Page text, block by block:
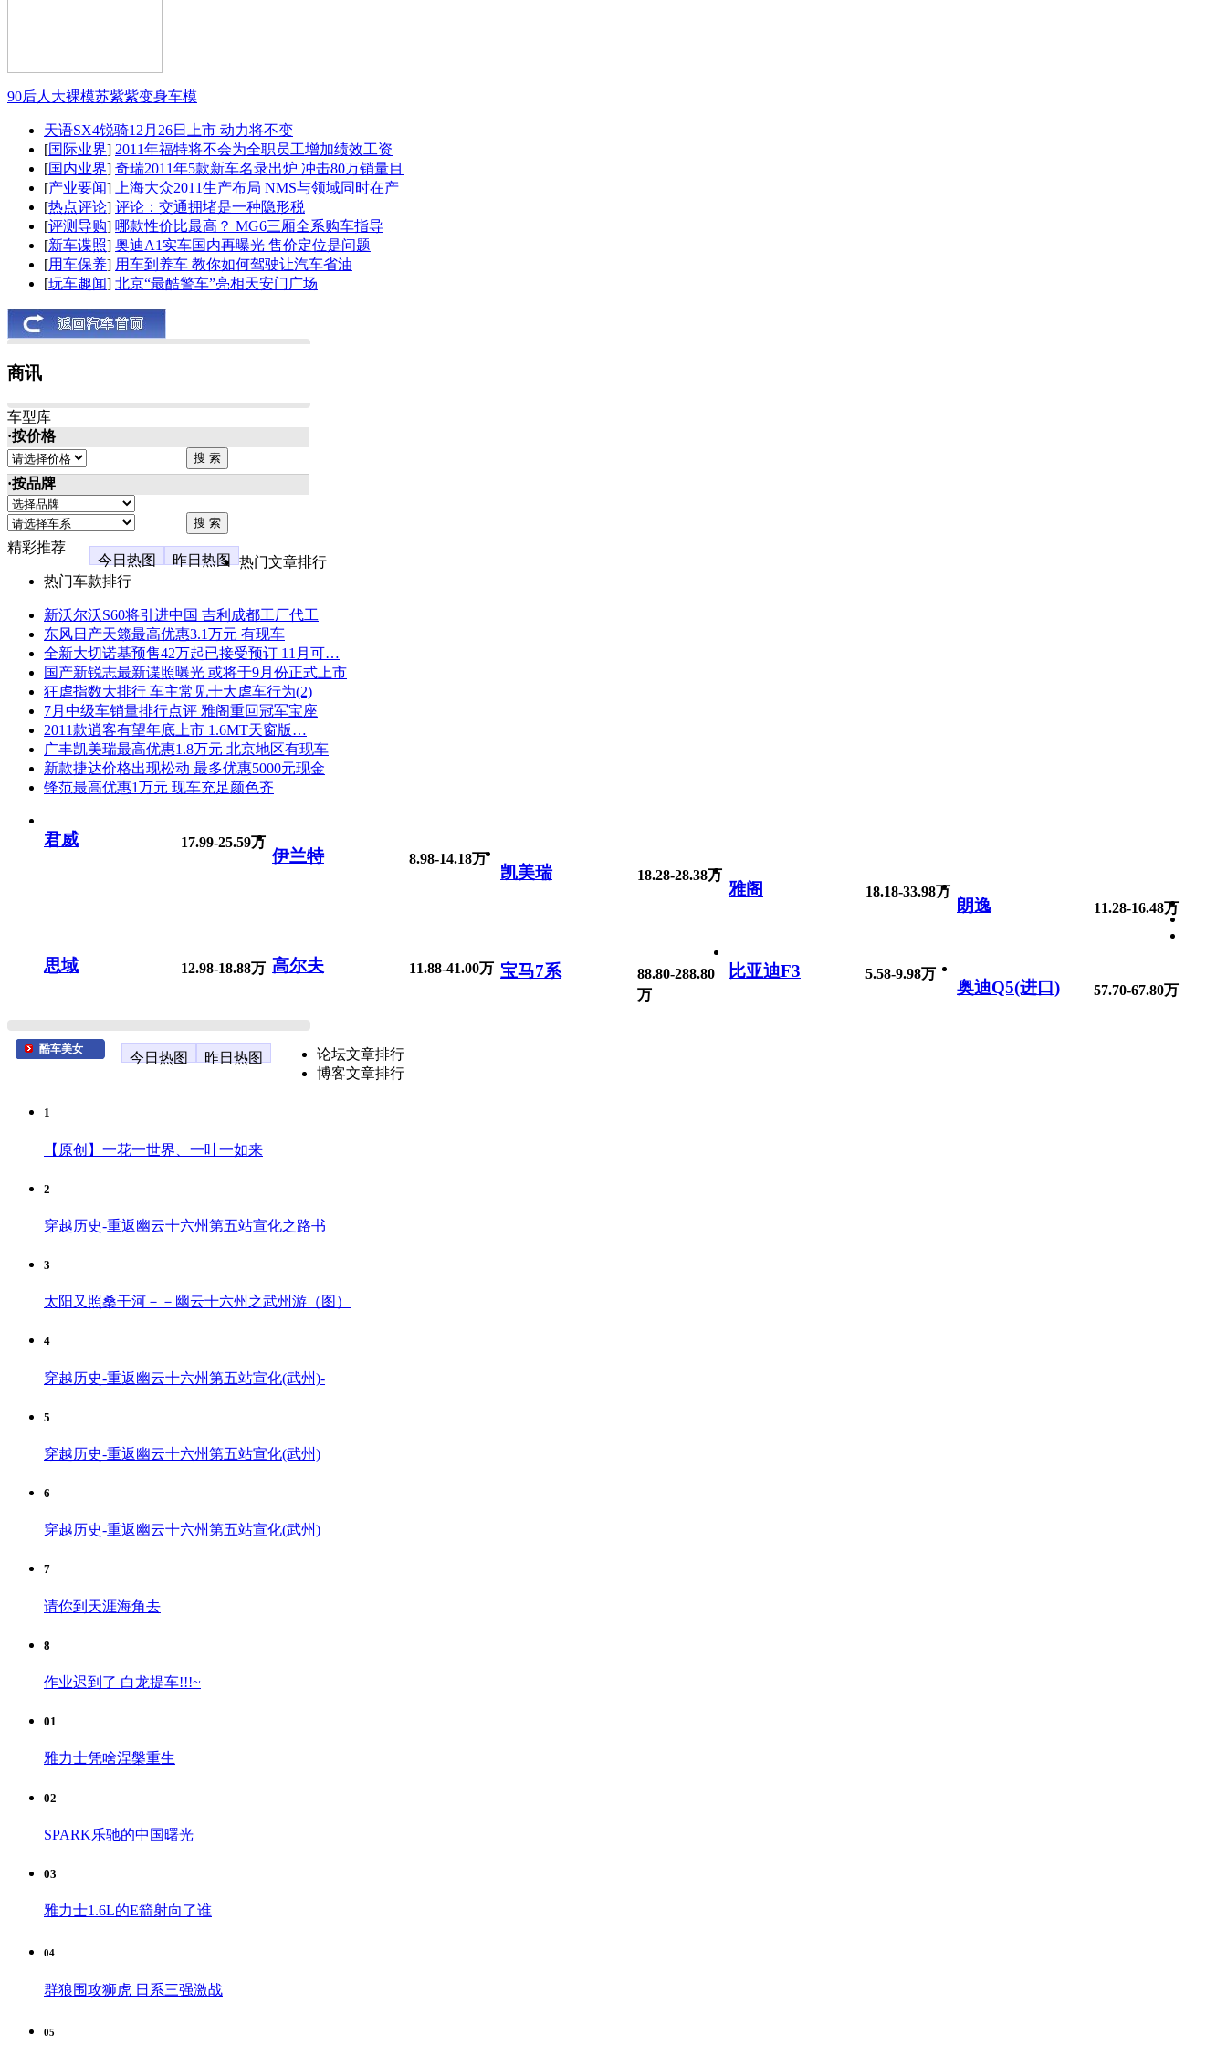
90后人大裸模苏紫紫变身车模
天语SX4锐骑12月26日上市 动力将不变
[国际业界] 2011年福特将不会为全职员工增加绩效工资
[国内业界] 奇瑞2011年5款新车名录出炉 冲击80万销量目
[产业要闻]
上海大众2011生产布局 NMS与领域同时在产
[热点评论] 评论：交通拥堵是一种隐形税
[评测导购] 哪款性价比最高？ MG6三厢全系购车指导
[新车谍照] 奥迪A1实车国内再曝光 售价定位是问题
[用车保养] 用车到养车 教你如何驾驶让汽车省油
[玩车趣闻] 北京“最酷警车”亮相天安门广场
商讯
车型库
·按价格
·按品牌
精彩推荐
今日热图
昨日热图
热门文章排行
热门车款排行
新沃尔沃S60将引进中国 吉利成都工厂代工
东风日产天籁最高优惠3.1万元 有现车
全新大切诺基预售42万起已接受预订 11月可…
国产新锐志最新谍照曝光 或将于9月份正式上市
狂虐指数大排行 车主常见十大虐车行为(2)
7月中级车销量排行点评 雅阁重回冠军宝座
2011款逍客有望年底上市 1.6MT天窗版…
广丰凯美瑞最高优惠1.8万元 北京地区有现车
新款捷达价格出现松动 最多优惠5000元现金
锋范最高优惠1万元 现车充足颜色齐
君威 17.99-25.59万
伊兰特 8.98-14.18万
凯美瑞 18.28-28.38万
雅阁 18.18-33.98万
朗逸 11.28-16.48万
思域 12.98-18.88万 高尔夫 11.88-41.00万 宝马7系
88.80-288.80
万
比亚迪F3 5.58-9.98万
奥迪Q5(进口) 57.70-67.80万
酷车美女
今日热图 昨日热图
论坛文章排行
博客文章排行
1
【原创】一花一世界、一叶一如来
2
穿越历史-重返幽云十六州第五站宣化之路书
3
太阳又照桑干河－－幽云十六州之武州游（图）
4
穿越历史-重返幽云十六州第五站宣化(武州)-
5
穿越历史-重返幽云十六州第五站宣化(武州)
6
穿越历史-重返幽云十六州第五站宣化(武州)
7
请你到天涯海角去
8
作业迟到了 白龙提车!!!~
01
雅力士凭啥涅槃重生
02
SPARK乐驰的中国曙光
03
雅力士1.6L的E箭射向了谁
04
群狼围攻狮虎 日系三强激战
05